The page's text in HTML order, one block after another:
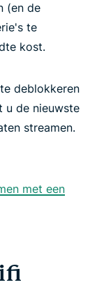
(en de
te
kost.
deblokkeren
u de nieuwste
streamen.
met een